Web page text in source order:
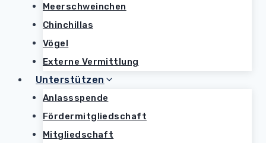
Meerschweinchen
Chinchillas
Vögel
Externe Vermittlung
Unterstützen
Anlassspende
Fördermitgliedschaft
Mitgliedschaft